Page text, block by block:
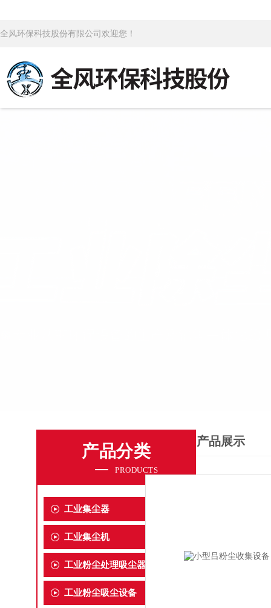
全风环保科技股份有限公司欢迎您！
产品分类
PRODUCTS
工业集尘器
工业集尘机
工业粉尘处理吸尘器
工业粉尘吸尘设备
产品展示